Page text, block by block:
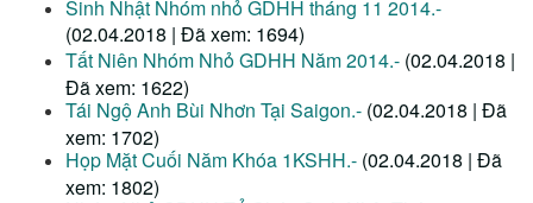
Sinh Nhật Nhóm nhỏ GDHH tháng 11 2014.-
(02.04.2018 | Đã xem: 1694)
Tất Niên Nhóm Nhỏ GDHH Năm 2014.- (02.04.2018 |
Đã xem: 1622)
Tái Ngộ Anh Bùi Nhơn Tại Saigon.- (02.04.2018 | Đã
xem: 1702)
Họp Mặt Cuối Năm Khóa 1KSHH.- (02.04.2018 | Đã
xem: 1802)